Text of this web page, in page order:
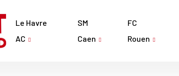
Le Havre
AC
SM
Caen
FC
Rouen